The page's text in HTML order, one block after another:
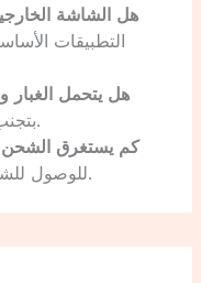
هل الشاشة
التطبيقات
هل يتحمل الغبار
بتجنب البيئات القاسية جداً لحماية المفصل.
كم يستغرق الشحن
للوصول للشحن الكامل باستخدام الشاحن الأصلي.